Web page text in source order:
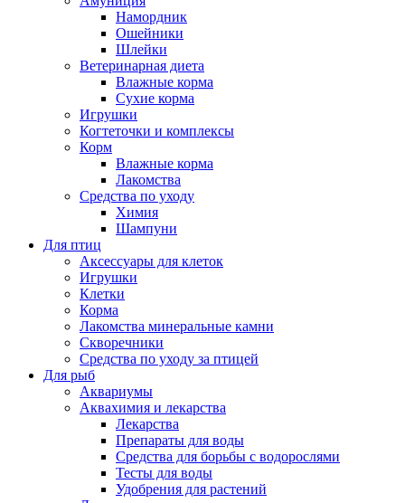
Намордник
Ошейники
Шлейки
Ветеринарная диета
Влажные корма
Сухие корма
Игрушки
Когтеточки и комплексы
Корм
Влажные корма
Лакомства
Средства по уходу
Химия
Шампуни
Для птиц
Аксессуары для клеток
Игрушки
Клетки
Корма
Лакомства минеральные камни
Скворечники
Средства по уходу за птицей
Для рыб
Аквариумы
Аквахимия и лекарства
Лекарства
Препараты для воды
Средства для борьбы с водорослями
Тесты для воды
Удобрения для растений